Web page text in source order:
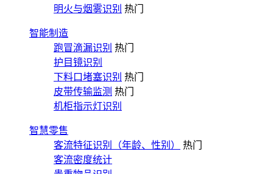
明火与烟雾识别 热门
智能制造
跑冒滴漏识别 热门
护目镜识别
下料口堵塞识别 热门
皮带传输监测 热门
机柜指示灯识别
智慧零售
客流特征识别（年龄、性别）
热门
客流密度统计